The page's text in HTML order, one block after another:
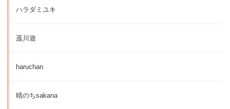
ハラダミユキ
遥川遊
haruchan
晴のちsakana